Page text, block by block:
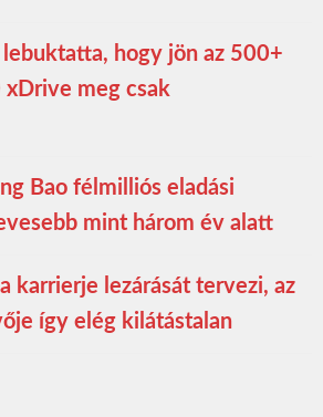
hogy jön az 500+
xDrive meg csak
Bao félmilliós eladási
mint három év alatt
karrierje lezárását tervezi, az
így elég kilátástalan